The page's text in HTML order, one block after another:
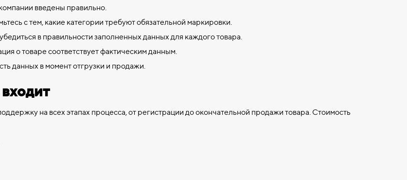
введены правильно.
с тем, какие категории требуют обязательной маркировки.
в правильности заполненных данных для каждого товара.
о товаре соответствует фактическим данным.
данных в момент отгрузки и продажи.
на всех этапах процесса, от регистрации до окончательной продажи товара. Стоимость